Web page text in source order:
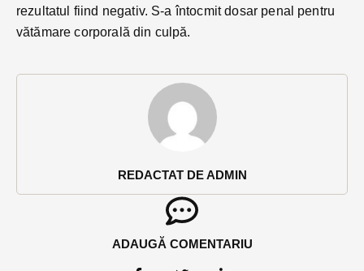
REDACTAT DE ADMIN
ADAUGĂ COMENTARIU
rezultatul fiind negativ. S-a întocmit dosar penal pentru
vătămare corporală din culpă.